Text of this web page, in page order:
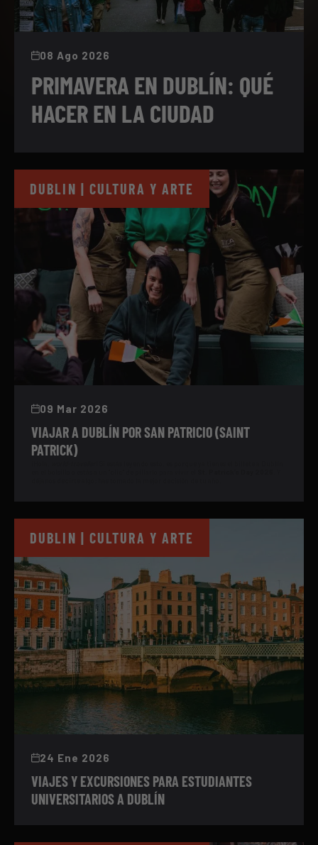
08 Ago 2026
PRIMAVERA EN DUBLÍN: QUÉ
HACER EN LA CIUDAD
DUBLIN | CULTURA Y ARTE
09 Mar 2026
VIAJAR A DUBLÍN POR SAN PATRICIO (SAINT
PATRICK)
DUBLIN | CULTURA Y ARTE
24 Ene 2026
VIAJES Y EXCURSIONES PARA ESTUDIANTES
UNIVERSITARIOS A DUBLÍN